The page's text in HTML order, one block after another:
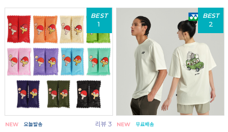
BEST
1
리뷰 3
BEST
2